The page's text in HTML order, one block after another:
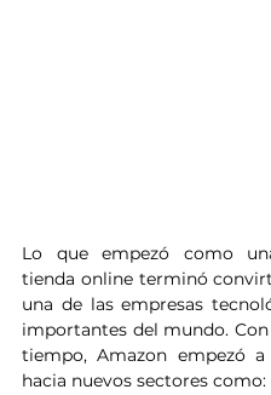
Lo que empezó como
tienda online terminó
una de las empresas
importantes del mundo.
tiempo, Amazon empezó a
hacia nuevos sectores como: